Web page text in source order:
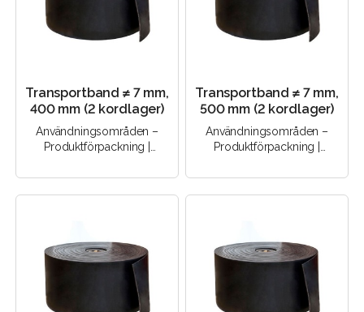
Transportband ≠ 7 mm,
400 mm (2 kordlager)
Användningsområden –
Produktförpackning |
Transportutrustning |
Produktion | Produkt..
Transportband ≠ 7 mm,
500 mm (2 kordlager)
Användningsområden –
Produktförpackning |
Transportutrustning |
Produktion | Produkt..